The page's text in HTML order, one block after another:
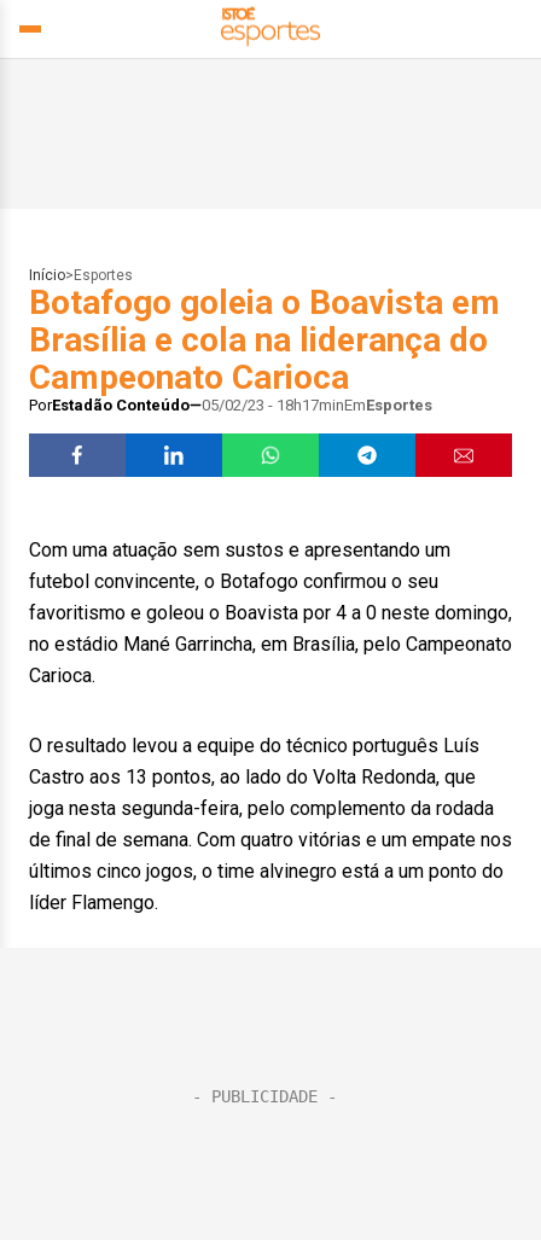
Início> Esportes
Botafogo goleia o Boavista em
Brasília e cola na liderança do
Campeonato Carioca
PorEstadão Conteúdo 05/02/23 - 18h17minEmEsportes
Com uma atuação sem sustos e apresentando um
futebol convincente, o Botafogo confirmou o seu
favoritismo e goleou o Boavista por 4 a 0 neste domingo,
no estádio Mané Garrincha, em Brasília, pelo Campeonato
Carioca.
O resultado levou a equipe do técnico português Luís
Castro aos 13 pontos, ao lado do Volta Redonda, que
joga nesta segunda-feira, pelo complemento da rodada
de final de semana. Com quatro vitórias e um empate nos
últimos cinco jogos, o time alvinegro está a um ponto do
líder Flamengo.